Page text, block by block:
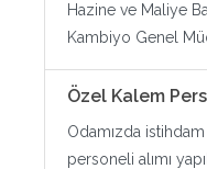
Hazine ve Maliye
Kambiyo Genel
Özel Kalem
Odamızda
personeli alımı